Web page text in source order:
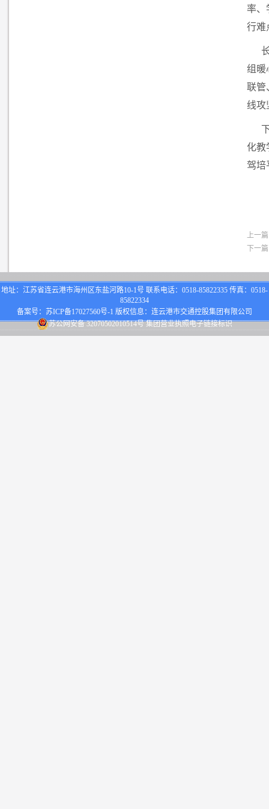
率、
行难
组暖
联管
线攻
化教
驾培
上一
下一
地址：江苏省连云港市海州区东盐河路10-1号 联系电话：0518-85822335 传真：0518-
85822334
备案号： 苏ICP备17027560号-1 版权信息：连云港市交通控股集团有限公司
苏公网安备 32070502010514号 集团营业执照电子链接标识